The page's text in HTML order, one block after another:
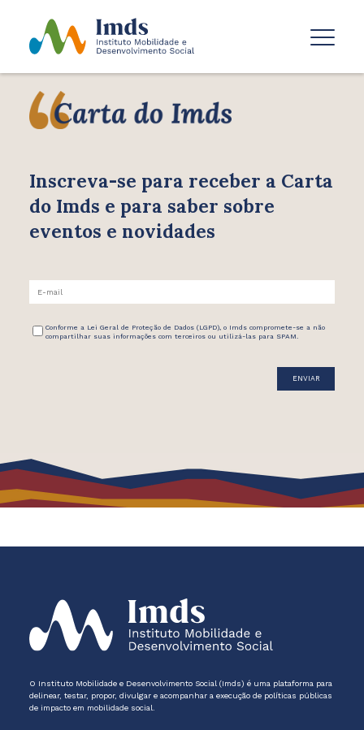
Inscreva-se para receber a Carta
do Imds e para saber sobre
eventos e novidades
Conforme a Lei Geral de Proteção de Dados (LGPD), o Imds compromete-se a não
compartilhar suas informações com terceiros ou utilizá-las para SPAM.
O Instituto Mobilidade e Desenvolvimento Social (Imds) é uma plataforma para
delinear, testar, propor, divulgar e acompanhar a execução de políticas públicas
de impacto em mobilidade social.